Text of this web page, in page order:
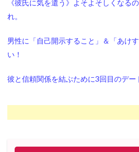
《彼氏に気を遣う》よそよそしくなる
れ。
男性に「自己開示すること」＆「あけ
い！
彼と信頼関係を結ぶために3回目のデ